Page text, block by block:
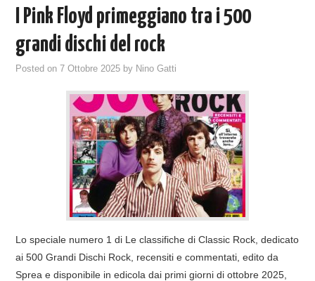
I Pink Floyd primeggiano tra i 500
grandi dischi del rock
Posted on7 Ottobre 2025 by Nino Gatti
Lo speciale numero 1 di Le classifiche di Classic Rock, dedicato
ai 500 Grandi Dischi Rock, recensiti e commentati, edito da
Sprea e disponibile in edicola dai primi giorni di ottobre 2025,